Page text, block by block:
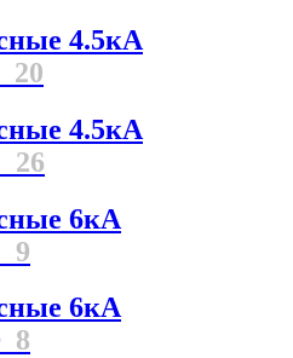
4.5кА
20
4.5кА
26
6кА
9
6кА
8